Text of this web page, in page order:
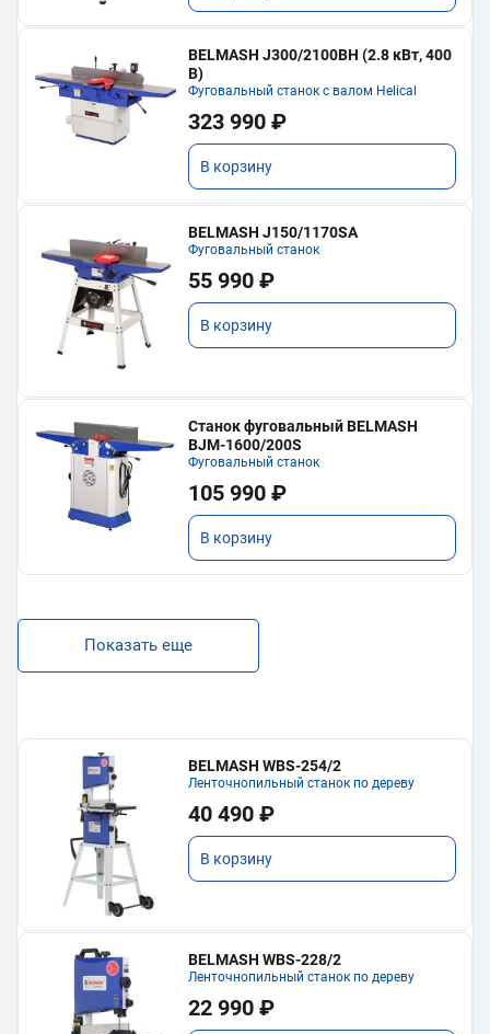
BELMASH J300/2100ВH (2.8 кВт, 400
В)
Фуговальный станок с валом Helical
323 990 ₽
В корзину
BELMASH J150/1170SA
Фуговальный станок
55 990 ₽
В корзину
Станок фуговальный BELMASH
BJM-1600/200S
Фуговальный станок
105 990 ₽
В корзину
Показать еще
BELMASH WBS-254/2
Ленточнопильный станок по дереву
40 490 ₽
В корзину
BELMASH WBS-228/2
Ленточнопильный станок по дереву
22 990 ₽